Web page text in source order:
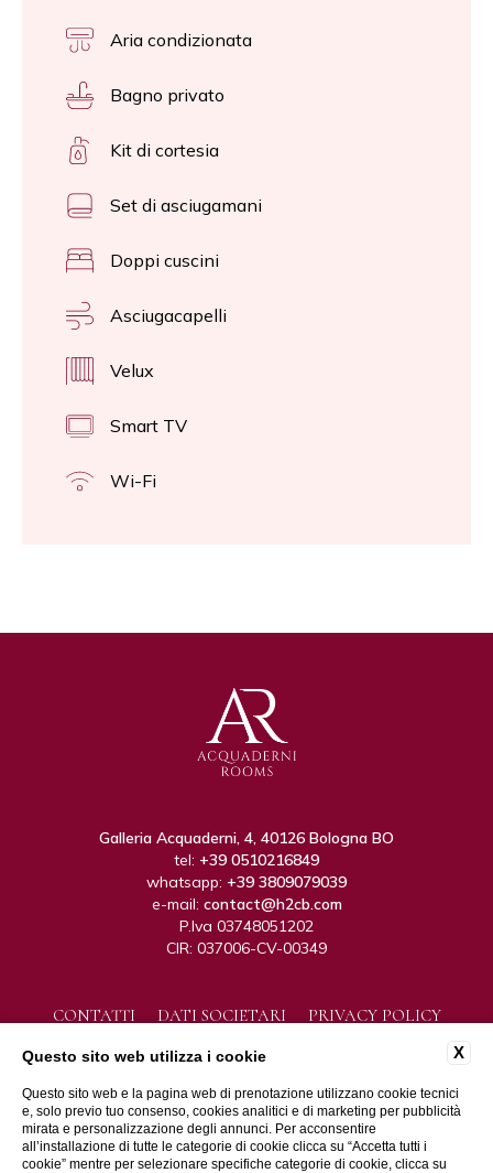
Aria condizionata
Bagno privato
Kit di cortesia
Set di asciugamani
Doppi cuscini
Asciugacapelli
Velux
Smart TV
Wi-Fi
Galleria Acquaderni, 4, 40126 Bologna BO
tel: +39 0510216849
whatsapp: +39 3809079039
e-mail: contact@h2cb.com
P.Iva 03748051202
CIR: 037006-CV-00349
CONTATTI DATI SOCIETARI
PRIVACY POLICY
X
Questo sito web utilizza i cookie
Questo sito web e la pagina web di prenotazione utilizzano cookie tecnici
e, solo previo tuo consenso, cookies analitici e di marketing per pubblicità
mirata e personalizzazione degli annunci. Per acconsentire
all’installazione di tutte le categorie di cookie clicca su “Accetta tutti i
cookie” mentre per selezionare specifiche categorie di cookie, clicca su